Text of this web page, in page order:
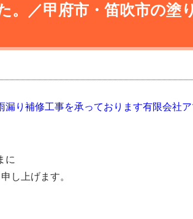
／甲府市・笛吹市の塗
り補修工事を承っております有限会社
に
し上げます。